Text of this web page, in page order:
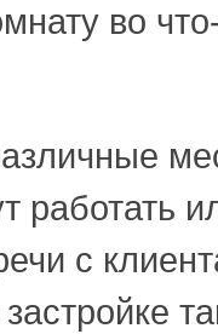
во
работать
с